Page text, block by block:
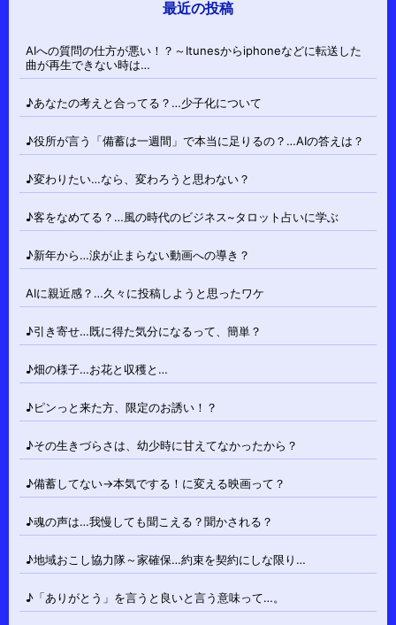
最近の投稿
AIへの質問の仕方が悪い！？～Itunesからiphoneなどに転送した
曲が再生できない時は…
♪あなたの考えと合ってる？…少子化について
♪役所が言う「備蓄は一週間」で本当に足りるの？…AIの答えは？
♪変わりたい…なら、変わろうと思わない？
♪客をなめてる？…風の時代のビジネス~タロット占いに学ぶ
♪新年から…涙が止まらない動画への導き？
AIに親近感？…久々に投稿しようと思ったワケ
♪引き寄せ…既に得た気分になるって、簡単？
♪畑の様子…お花と収穫と…
♪ピンっと来た方、限定のお誘い！？
♪その生きづらさは、幼少時に甘えてなかったから？
♪備蓄してない→本気でする！に変える映画って？
♪魂の声は…我慢しても聞こえる？聞かされる？
♪地域おこし協力隊～家確保…約束を契約にしな限り…
♪「ありがとう」を言うと良いと言う意味って…。